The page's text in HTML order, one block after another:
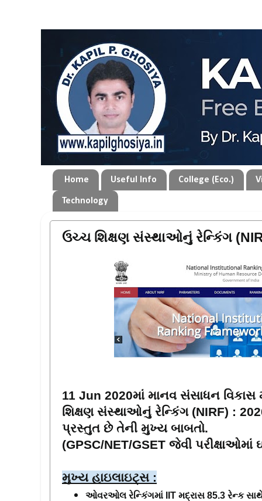
Home Useful Info College (Eco.)
Technology
ઉચ્ચ શિક્ષણ સંસ્થાઓનું રેન્કિંગ
11 Jun 2020માં માનવ સંસાધન
શિક્ષણ સંસ્થાઓનું રેન્કિંગ (NIRF) :
પ્રસ્તુત છે તેની મુખ્ય બાબતો.
(GPSC/NET/GSET જેવી
મુખ્ય હાઇલાઇટ્સ :
ઓવરઓલ રેન્કિંગમાં IIT મદ્રાસ 85.3 રેન્ક